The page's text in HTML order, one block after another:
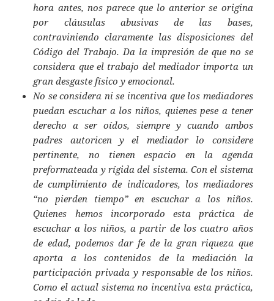
hora antes, nos parece que lo anterior se origina
por cláusulas abusivas de las bases,
contraviniendo claramente las disposiciones del
Código del Trabajo. Da la impresión de que no se
considera que el trabajo del mediador importa un
gran desgaste físico y emocional.
No se considera ni se incentiva que los mediadores
puedan escuchar a los niños, quienes pese a tener
derecho a ser oídos, siempre y cuando ambos
padres autoricen y el mediador lo considere
pertinente, no tienen espacio en la agenda
preformateada y rígida del sistema. Con el sistema
de cumplimiento de indicadores, los mediadores
“no pierden tiempo” en escuchar a los niños.
Quienes hemos incorporado esta práctica de
escuchar a los niños, a partir de los cuatro años
de edad, podemos dar fe de la gran riqueza que
aporta a los contenidos de la mediación la
participación privada y responsable de los niños.
Como el actual sistema no incentiva esta práctica,